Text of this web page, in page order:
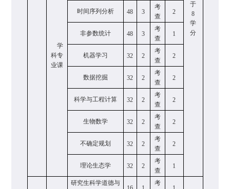
于
8
学
分
学
科专
业课
时间序列分析 48 3
考
查
2
非参数统计 48 3
考
查
1
机器学习 32 2
考
查
2
数据挖掘 32 2
考
查
2
科学与工程计算 32 2
考
查
2
生物数学 32 2
考
查
2
不确定规划 32 2
考
查
2
理论生态学 32 2
考
查
1
研究生科学道德与
考